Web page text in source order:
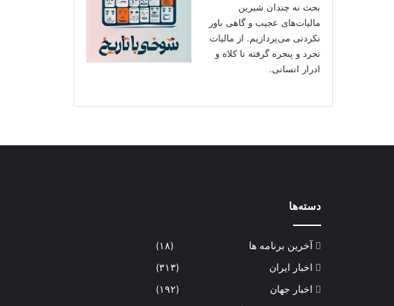
بحث نه چندان شیرین
مالیات‌های عجیب و گاهی باور
نکردنی‌ می‌پردازیم. از مالیات
تجرد و پنجره گرفته تا کلاه و
ادرار انسانی.
دسته‌ها
آخرین برنامه ها
(۱۸)
اخبار ایران
(۳۱۳)
اخبار جهان
(۱۹۲)